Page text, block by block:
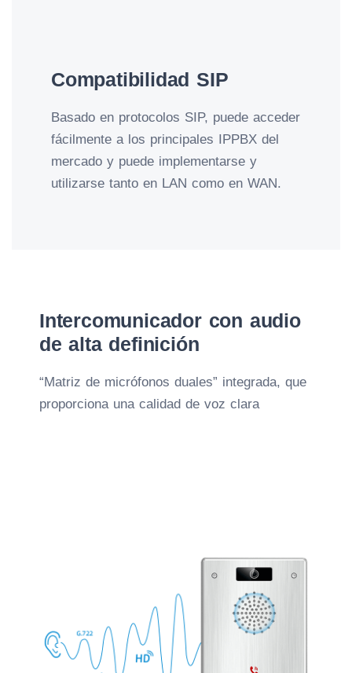
Compatibilidad SIP
Basado en protocolos SIP, puede acceder
fácilmente a los principales IPPBX del
mercado y puede implementarse y
utilizarse tanto en LAN como en WAN.
Intercomunicador con audio
de alta definición
“Matriz de micrófonos duales” integrada, que
proporciona una calidad de voz clara